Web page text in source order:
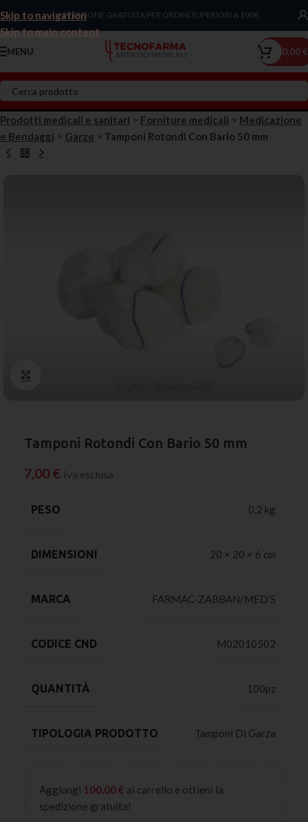
Skip to navigation
Skip to main content
Chiama Ora!SPEDIZIONE GRATUITA PER ORDINI SUPERIORI A 100€
MENU 0,00€
Prodotti medicali e sanitari > Forniture medicali > Medicazione
e Bendaggi > Garze > Tamponi Rotondi Con Bario 50 mm
Tamponi Rotondi Con Bario 50 mm
7,00 € Iva esclusa
PESO 0,2 kg
DIMENSIONI 20 × 20 × 6 cm
MARCA FARMAC-ZABBAN/MED’S
CODICE CND M02010502
QUANTITÀ 100pz
TIPOLOGIA PRODOTTO Tamponi Di Garza
Aggiungi 100,00€ al carrello e ottieni la
spedizione gratuita!